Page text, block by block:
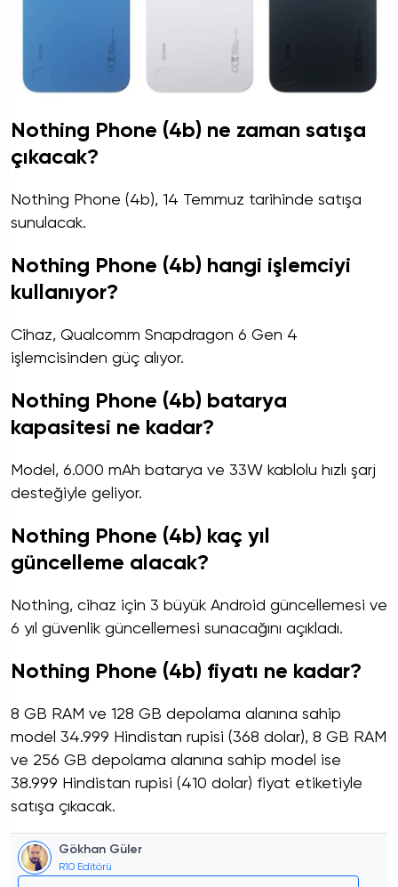
Nothing Phone (4b) ne zaman satışa
çıkacak?
Nothing Phone (4b), 14 Temmuz tarihinde satışa
sunulacak.
Nothing Phone (4b) hangi işlemciyi
kullanıyor?
Cihaz, Qualcomm Snapdragon 6 Gen 4
işlemcisinden güç alıyor.
Nothing Phone (4b) batarya
kapasitesi ne kadar?
Model, 6.000 mAh batarya ve 33W kablolu hızlı şarj
desteğiyle geliyor.
Nothing Phone (4b) kaç yıl
güncelleme alacak?
Nothing, cihaz için 3 büyük Android güncellemesi ve
6 yıl güvenlik güncellemesi sunacağını açıkladı.
Nothing Phone (4b) fiyatı ne kadar?
8 GB RAM ve 128 GB depolama alanına sahip
model 34.999 Hindistan rupisi (368 dolar), 8 GB RAM
ve 256 GB depolama alanına sahip model ise
38.999 Hindistan rupisi (410 dolar) fiyat etiketiyle
satışa çıkacak.
Gökhan Güler
R10 Editörü